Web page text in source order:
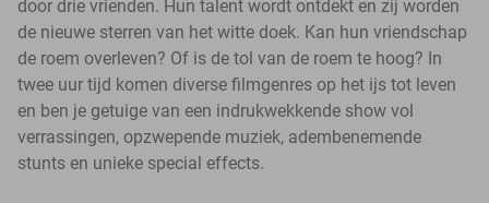
door drie vrienden. Hun talent wordt ontdekt en zij worden
de nieuwe sterren van het witte doek. Kan hun vriendschap
de roem overleven? Of is de tol van de roem te hoog? In
twee uur tijd komen diverse filmgenres op het ijs tot leven
en ben je getuige van een indrukwekkende show vol
verrassingen, opzwepende muziek, adembenemende
stunts en unieke special effects.